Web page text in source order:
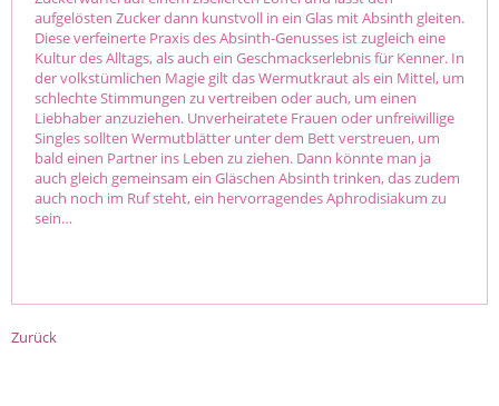
aufgelösten Zucker dann kunstvoll in ein Glas mit Absinth gleiten.
Diese verfeinerte Praxis des Absinth-Genusses ist zugleich eine
Kultur des Alltags, als auch ein Geschmackserlebnis für Kenner. In
der volkstümlichen Magie gilt das Wermutkraut als ein Mittel, um
schlechte Stimmungen zu vertreiben oder auch, um einen
Liebhaber anzuziehen. Unverheiratete Frauen oder unfreiwillige
Singles sollten Wermutblätter unter dem Bett verstreuen, um
bald einen Partner ins Leben zu ziehen. Dann könnte man ja
auch gleich gemeinsam ein Gläschen Absinth trinken, das zudem
auch noch im Ruf steht, ein hervorragendes Aphrodisiakum zu
sein…
Zurück